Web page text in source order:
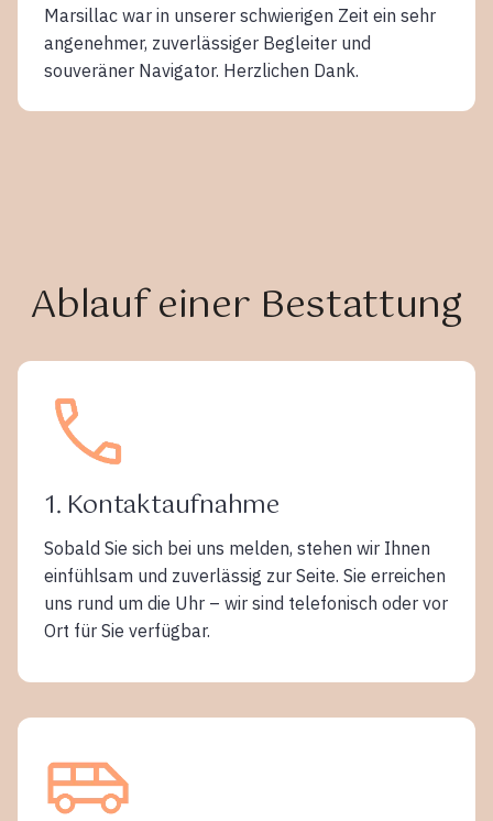
Marsillac war in unserer schwierigen Zeit ein sehr
angenehmer, zuverlässiger Begleiter und
souveräner Navigator. Herzlichen Dank.
Ablauf einer Bestattung
1. Kontaktaufnahme
Sobald Sie sich bei uns melden, stehen wir Ihnen
einfühlsam und zuverlässig zur Seite. Sie erreichen
uns rund um die Uhr – wir sind telefonisch oder vor
Ort für Sie verfügbar.